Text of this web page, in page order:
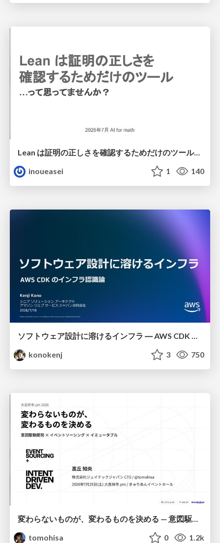
Lean は証明の正しさを確認するためだけのツールって思ってませんか？
inoueasei
1 140
konokenj
3 750
変わらないものが、変わるものを決める — 意図駆動開発 × イベントソーシング × イミュータブル | What Doesn't Change Decides What Can — IDD × Event Sourcing × Immutability
tomohisa
0 1.2k